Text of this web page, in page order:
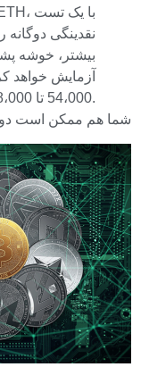
نقدینگی
آزمایش خواهد
54،000 تا 58،000 دلاری را به همراه خواهد داشت.
شما هم ممکن است